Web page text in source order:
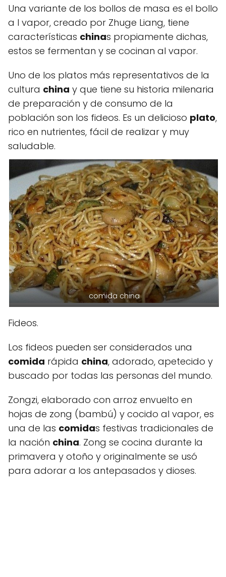
Una variante de los bollos de masa es el bollo
a l vapor, creado por Zhuge Liang, tiene
características chinas propiamente dichas,
estos se fermentan y se cocinan al vapor.
Uno de los platos más representativos de la
cultura china y que tiene su historia milenaria
de preparación y de consumo de la
población son los fideos. Es un delicioso plato,
rico en nutrientes, fácil de realizar y muy
saludable.
comida china
Fideos.
Los fideos pueden ser considerados una
comida rápida china, adorado, apetecido y
buscado por todas las personas del mundo.
Zongzi, elaborado con arroz envuelto en
hojas de zong (bambú) y cocido al vapor, es
una de las comidas festivas tradicionales de
la nación china. Zong se cocina durante la
primavera y otoño y originalmente se usó
para adorar a los antepasados ​​y dioses.